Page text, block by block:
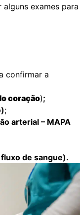
exames para
confirmar a
coração);
;
arterial – MAPA
de sangue).